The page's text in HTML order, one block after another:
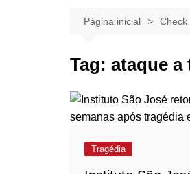
Página inicial Check
Tag: ataque a
Tragédia